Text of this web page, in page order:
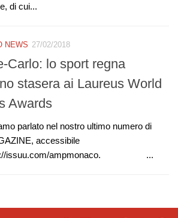
di cui...
NEWS 27/02/2018
Carlo: lo sport regna
stasera ai Laureus World
Awards
parlato nel nostro ultimo numero di
accessibile
issuu.com/ampmonaco. ...